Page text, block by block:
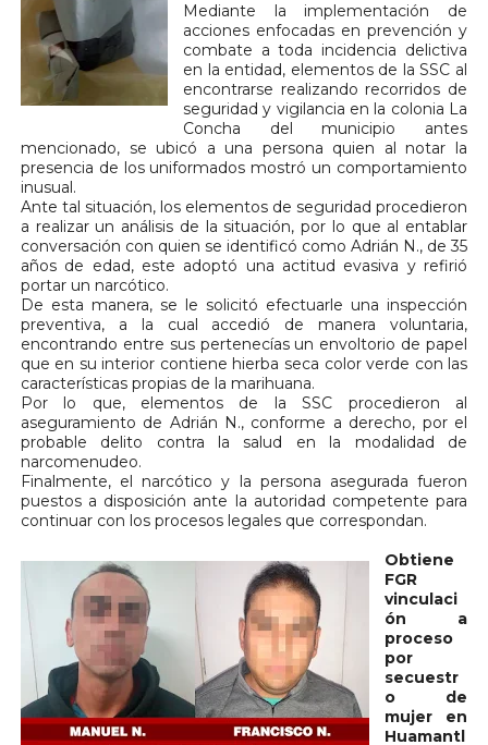
Mediante la implementación de
acciones enfocadas en prevención y
combate a toda incidencia delictiva
en la entidad, elementos de la SSC al
encontrarse realizando recorridos de
seguridad y vigilancia en la colonia La
Concha del municipio antes
mencionado, se ubicó a una persona quien al notar la
presencia de los uniformados mostró un comportamiento
inusual.
Ante tal situación, los elementos de seguridad procedieron
a realizar un análisis de la situación, por lo que al entablar
conversación con quien se identificó como Adrián N., de 35
años de edad, este adoptó una actitud evasiva y refirió
portar un narcótico.
De esta manera, se le solicitó efectuarle una inspección
preventiva, a la cual accedió de manera voluntaria,
encontrando entre sus pertenecías un envoltorio de papel
que en su interior contiene hierba seca color verde con las
características propias de la marihuana.
Por lo que, elementos de la SSC procedieron al
aseguramiento de Adrián N., conforme a derecho, por el
probable delito contra la salud en la modalidad de
narcomenudeo.
Finalmente, el narcótico y la persona asegurada fueron
puestos a disposición ante la autoridad competente para
continuar con los procesos legales que correspondan.
Obtiene
FGR
vinculaci
ón a
proceso
por
secuestr
o de
mujer en
Huamantl